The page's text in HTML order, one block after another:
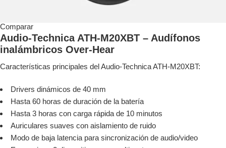
Comparar
Audio-Technica ATH-M20XBT – Audífonos
inalámbricos Over-Hear
Características principales del Audio-Technica ATH-M20XBT:
Drivers dinámicos de 40 mm
Hasta 60 horas de duración de la batería
Hasta 3 horas con carga rápida de 10 minutos
Auriculares suaves con aislamiento de ruido
Modo de baja latencia para sincronización de audio/video